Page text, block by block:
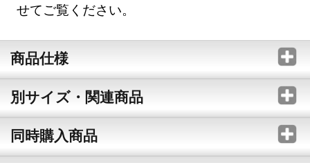
せてご覧ください。
商品仕様
別サイズ・関連商品
同時購入商品